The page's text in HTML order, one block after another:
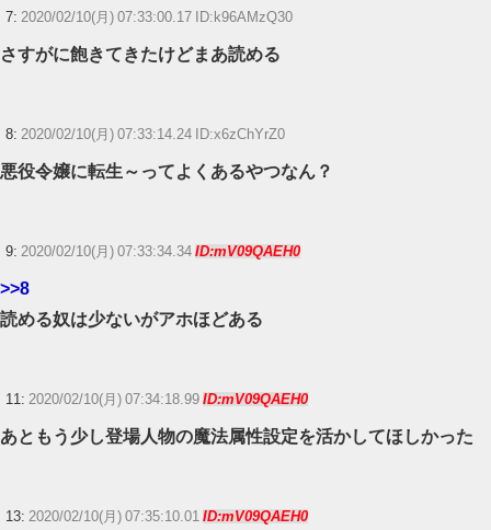
7: 2020/02/10(月) 07:33:00.17 ID:k96AMzQ30
さすがに飽きてきたけどまあ読める
8: 2020/02/10(月) 07:33:14.24 ID:x6zChYrZ0
悪役令嬢に転生～ってよくあるやつなん？
9: 2020/02/10(月) 07:33:34.34 ID:mV09QAEH0
>>8
読める奴は少ないがアホほどある
11: 2020/02/10(月) 07:34:18.99 ID:mV09QAEH0
あともう少し登場人物の魔法属性設定を活かしてほしかった
13: 2020/02/10(月) 07:35:10.01 ID:mV09QAEH0